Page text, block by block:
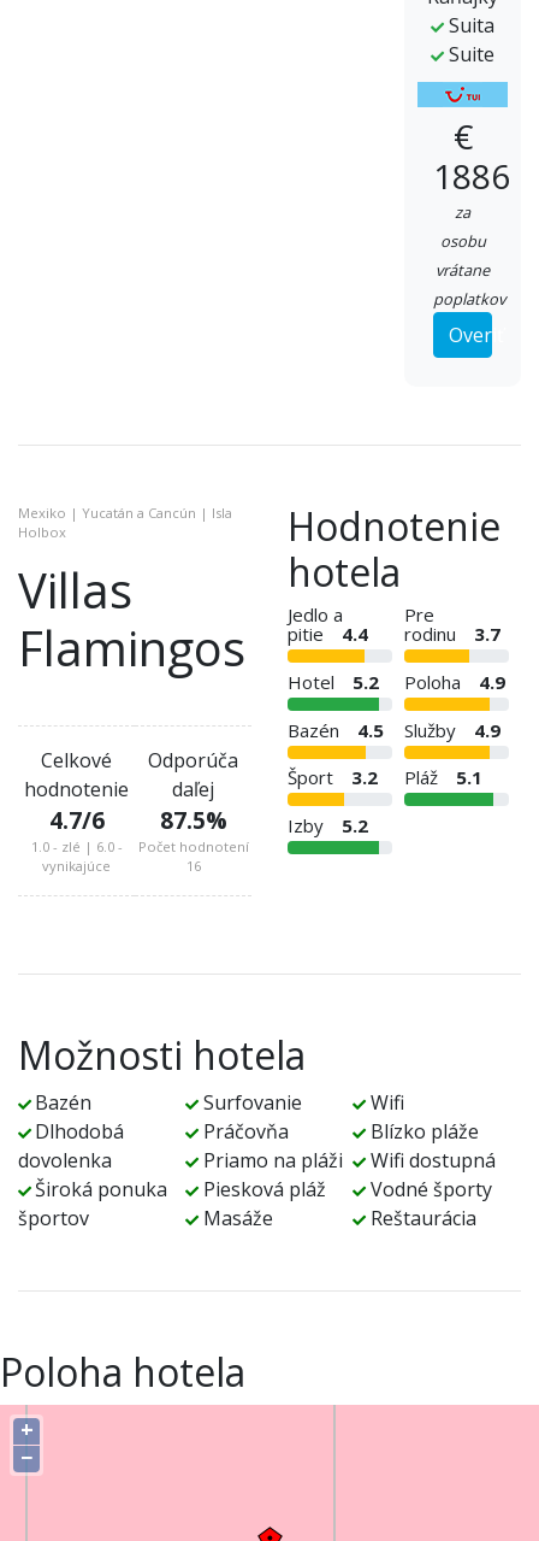
Suita
Suite
€
1886
za
osobu
vrátane
poplatkov
Overiť
Mexiko | Yucatán a Cancún | Isla
Holbox
Villas
Flamingos
Celkové
hodnotenie
4.7/6
1.0 - zlé | 6.0 -
vynikajúce
Odporúča
daľej
87.5%
Počet hodnotení
16
Hodnotenie
hotela
Jedlo a
pitie
4.4
Pre
rodinu
3.7
Hotel
5.2 Poloha
4.9
Bazén
4.5 Služby
4.9
Šport
3.2 Pláž
5.1
Izby
5.2
Možnosti hotela
Bazén Surfovanie
Wifi
Dlhodobá
dovolenka
Práčovňa
Blízko pláže
Priamo na pláži
Wifi dostupná
Široká ponuka
športov
Piesková pláž
Vodné športy
Masáže
Reštaurácia
Poloha hotela
+
−